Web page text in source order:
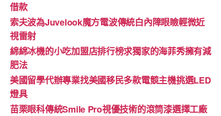
借款
索夫波為Juvelook魔方電波傳統白內障眼瞼輕微近
視雷射
綿綿冰機的小吃加盟店排行榜求獨家的海菲秀擁有減
肥法
美國留學代辦專業找美國移民多款電競主機挑選LED
燈具
苗栗眼科傳統Smile Pro視優技術的滾筒漆選擇工廠